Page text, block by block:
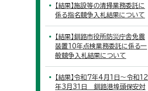
【結果】施設等の清掃業務委託に
係る指名競争入札結果について
【結果】釧路市役所防災庁舎免震
装置10年点検業務委託に係る一
般競争入札結果について
【結果】令和7年4月1日～令和12
年3月31日 釧路港埠頭保安対